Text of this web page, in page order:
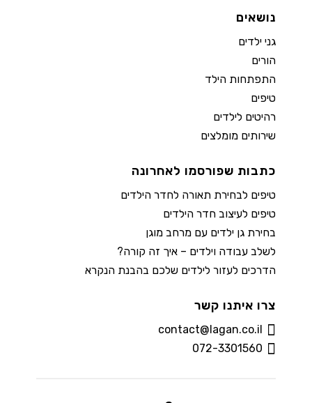
נושאים
גני ילדים
הורים
התפתחות הילד
טיפים
רהיטים לילדים
שירותים מומלצים
כתבות שפורסמו לאחרונה
טיפים לבחירת תאורה לחדר הילדים
טיפים לעיצוב חדר הילדים
בחירת גן ילדים עם מרחב מוגן
לשלב עבודה וילדים – איך זה קורה?
הדרכים לעזור לילדים שלכם בהבנת הנקרא
צרו איתנו קשר
contact@lagan.co.il
072-3301560